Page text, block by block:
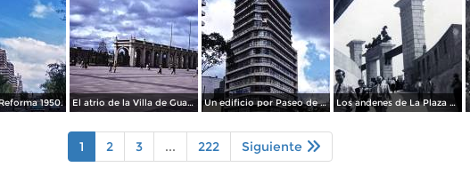
1950. El atrio de la Villa de Guadalupe 1950. Un edificio por Paseo de La Reforma 1950 Los andenes de La Plaza de toros Ciudad de México 1950
1 2 3 ... 222 Siguiente